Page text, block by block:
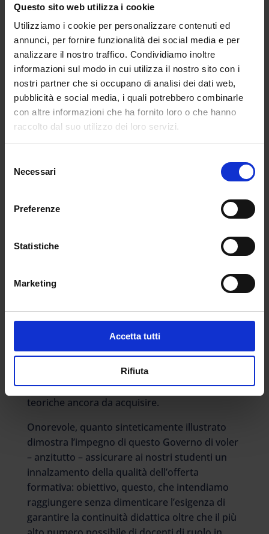
Questo sito web utilizza i cookie
Utilizziamo i cookie per personalizzare contenuti ed
annunci, per fornire funzionalità dei social media e per
analizzare il nostro traffico. Condividiamo inoltre
informazioni sul modo in cui utilizza il nostro sito con i
nostri partner che si occupano di analisi dei dati web,
pubblicità e social media, i quali potrebbero combinarle
con altre informazioni che ha fornito loro o che hanno
raccolto dal suo utilizzo dei loro servizi.
delNecessari
Preferenze
Statistiche
Marketing
Accetta tutti
Rifiuta
Per questo motivo, stiamo ponendo
particolare attenzione alla fase di
accompagnamento e transizione verso questo
nuovo modello di reclutamento, che non può
non tenere in conto l’esperienza professionale
maturata dal personale docente nell’ambito
dei precedenti rapporti di lavoro a tempo
determinato.
annuale, abbiamo fatto in modo che il
primo di essi, che sarà bandito a cavallo di
hanno già prestato servizio per almeno tre
istituzione scolastica, o che abbiano
Inoltre, a riprova della costante attenzione alla
valorizzazione del servizio già prestato dai
l’accesso ai nuovi percorsi di abilitazione
attraverso una significativa quota di riserva,
nonché concentrando i contenuti dei percorsi
loro riservati soprattutto sulle competenze
teoriche ancora da acquisire.
Onorevole, quanto sinteticamente illustrato
dimostra l’impegno di questo Governo di voler
– anzitutto – assicurare ai nostri studenti un
innalzamento della qualità dell’offerta
formativa: obiettivo, questo, che intendiamo
raggiungere senza dimenticare l’esigenza di
garantire la continuità didattica oltre che il più